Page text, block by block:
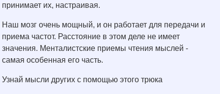
принимает их, настраивая.
Наш мозг очень мощный, и он работает для передачи и
приема частот. Расстояние в этом деле не имеет
значения. Менталистские приемы чтения мыслей -
самая особенная его часть.
Узнай мысли других с помощью этого трюка